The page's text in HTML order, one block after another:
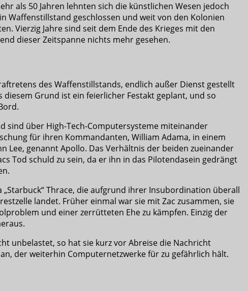
als 50 Jahren lehnten sich die künstlichen Wesen jedoch
Waffenstillstand geschlossen und weit von den Kolonien
Vierzig Jahre sind seit dem Ende des Krieges mit den
dieser Zeitspanne nichts mehr gesehen.
des Waffenstillstands, endlich außer Dienst gestellt
Grund ist ein feierlicher Festakt geplant, und so
sind über High-Tech-Computersysteme miteinander
für ihren Kommandanten, William Adama, in einem
Lee, genannt Apollo. Das Verhältnis der beiden zueinander
Tod schuld zu sein, da er ihn in das Pilotendasein gedrängt
Thrace, die aufgrund ihrer Insubordination überall
landet. Früher einmal war sie mit Zac zusammen, sie
und einer zerrütteten Ehe zu kämpfen. Einzig der
unbelastet, so hat sie kurz vor Abreise die Nachricht
der weiterhin Computernetzwerke für zu gefährlich hält.